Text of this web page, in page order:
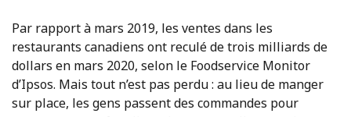
Par rapport à mars 2019, les ventes dans les
restaurants canadiens ont reculé de trois milliards de
dollars en mars 2020, selon le Foodservice Monitor
d’Ipsos. Mais tout n’est pas perdu : au lieu de manger
sur place, les gens passent des commandes pour